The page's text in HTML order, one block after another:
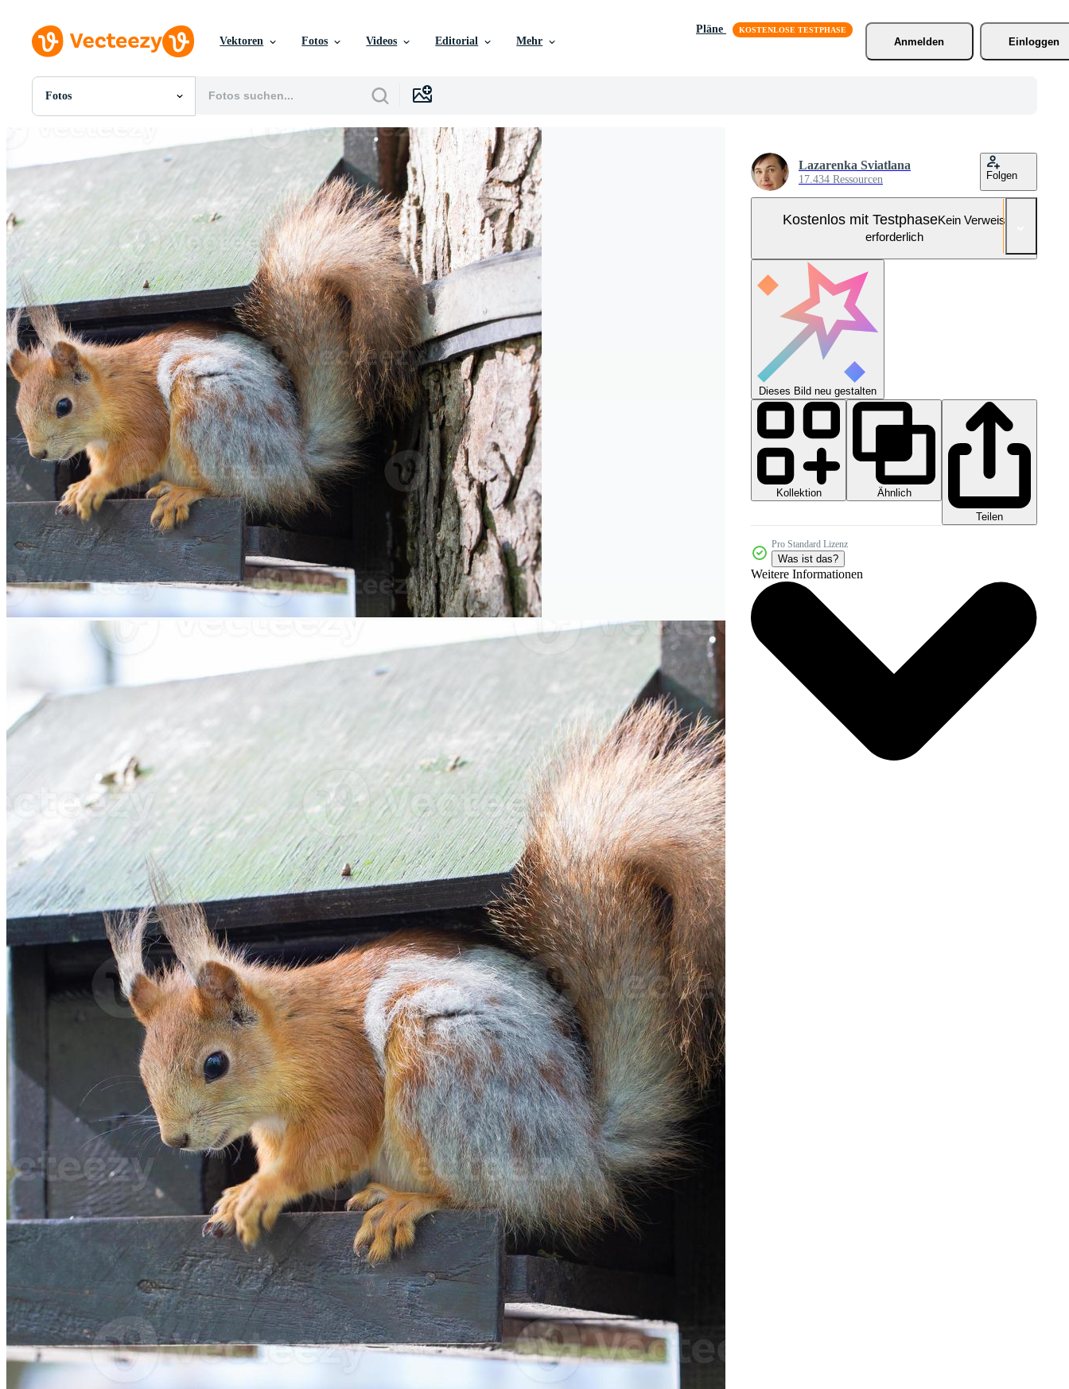
Vektoren Fotos Videos Editorial Mehr
Pläne
Anmelden
Einloggen
Fotos
Alle Bilder
Motion Graphics
Redaktionelle Bilder
Redaktionelle Ereignisse
Lazarenka Sviatlana
17.434 Ressourcen Folgen
Kostenlos mit TestphaseKein Verweis
erforderlich
Dieses Bild neu gestalten
Kollektion
Ähnlich
Teilen
Pro Standard Lizenz
Was ist das?
Weitere Informationen